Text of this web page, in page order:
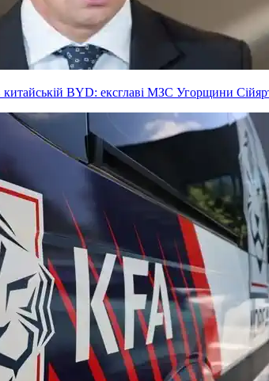
китайській BYD: ексглаві МЗС Угорщини